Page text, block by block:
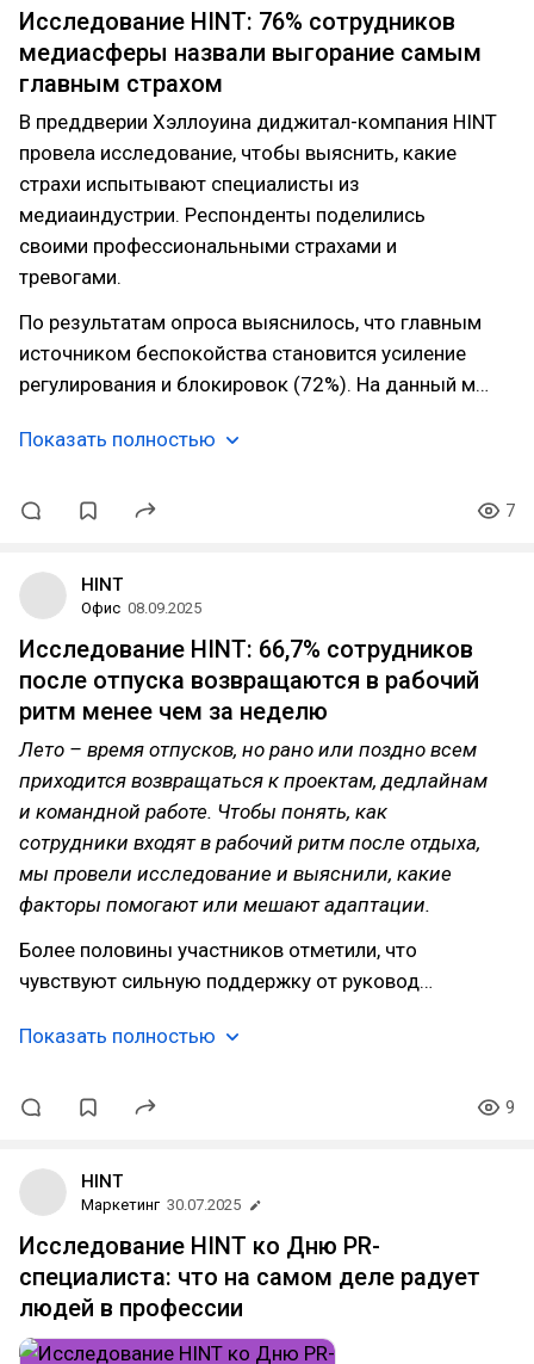
Исследование HINT: 76% сотрудников
медиасферы назвали выгорание самым
главным страхом
В преддверии Хэллоуина диджитал-компания HINT
провела исследование, чтобы выяснить, какие
страхи испытывают специалисты из
медиаиндустрии. Респонденты поделились
своими профессиональными страхами и
тревогами.
По результатам опроса выяснилось, что главным
источником беспокойства становится усиление
регулирования и блокировок (72%). На данный м…
Показать полностью
7
HINT
Офис 08.09.2025
Исследование HINT: 66,7% сотрудников
после отпуска возвращаются в рабочий
ритм менее чем за неделю
Лето – время отпусков, но рано или поздно всем
приходится возвращаться к проектам, дедлайнам
и командной работе. Чтобы понять, как
сотрудники входят в рабочий ритм после отдыха,
мы провели исследование и выяснили, какие
факторы помогают или мешают адаптации.
Более половины участников отметили, что
чувствуют сильную поддержку от руковод…
Показать полностью
9
HINT
Маркетинг 30.07.2025
Исследование HINT ко Дню PR-
специалиста: что на самом деле радует
людей в профессии